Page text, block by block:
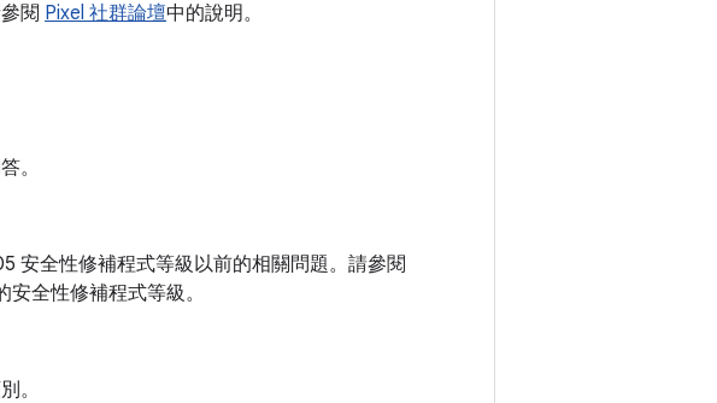
閱 Pixel 社群論壇中的說明。
。
全性修補程式等級以前的相關問題。請參閱
全性修補程式等級。
。